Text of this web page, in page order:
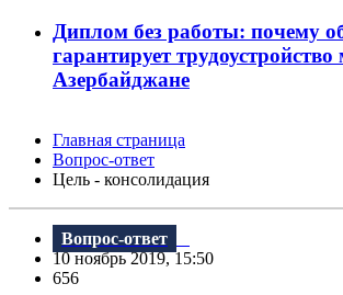
Диплом без работы: почему
гарантирует
Азербайджане
Главная страница
Вопрос-ответ
Цель - консолидация
Вопрос-ответ
10 ноябрь 2019, 15:50
656